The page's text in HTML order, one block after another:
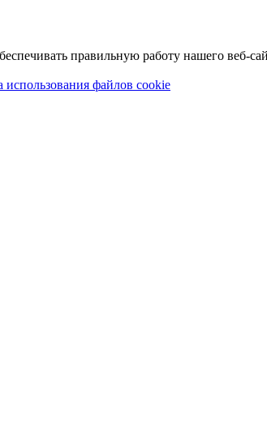
правильную работу нашего веб-
использования файлов cookie